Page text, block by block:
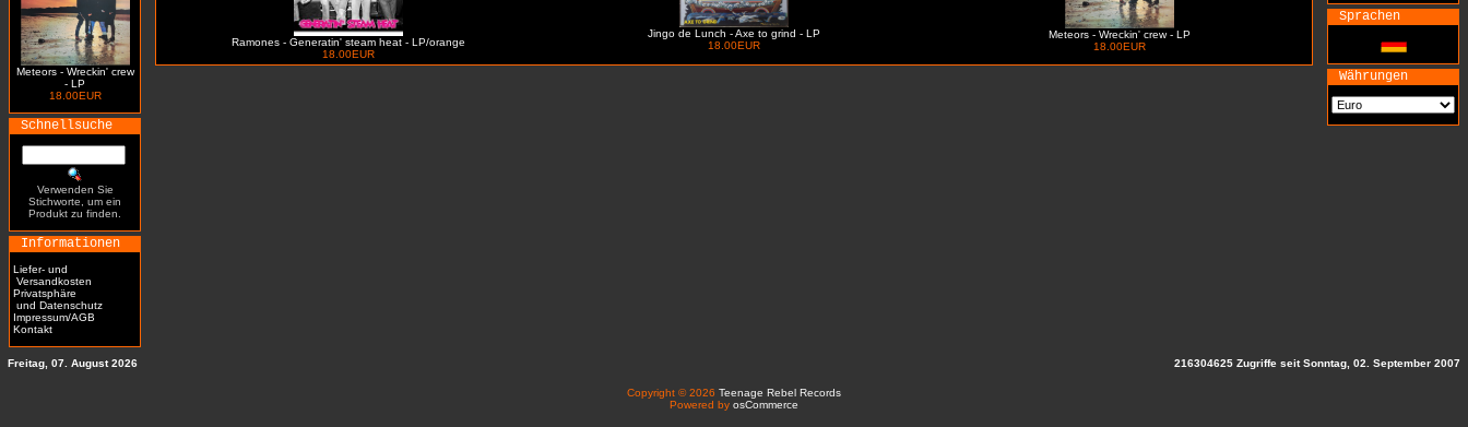
Meteors - Wreckin' crew
- LP
18.00EUR
Schnellsuche
Verwenden Sie
Stichworte, um ein
Produkt zu finden.
Informationen
Liefer- und
Versandkosten
Privatsphäre
und Datenschutz
Impressum/AGB
Kontakt
Ramones - Generatin' steam heat - LP/orange
18.00EUR
Jingo de Lunch - Axe to grind - LP
18.00EUR
Meteors - Wreckin' crew - LP
18.00EUR
Sprachen
Währungen
Freitag, 07. August 2026 216304625 Zugriffe seit Sonntag, 02. September 2007
Copyright © 2026 Teenage Rebel Records
Powered by osCommerce